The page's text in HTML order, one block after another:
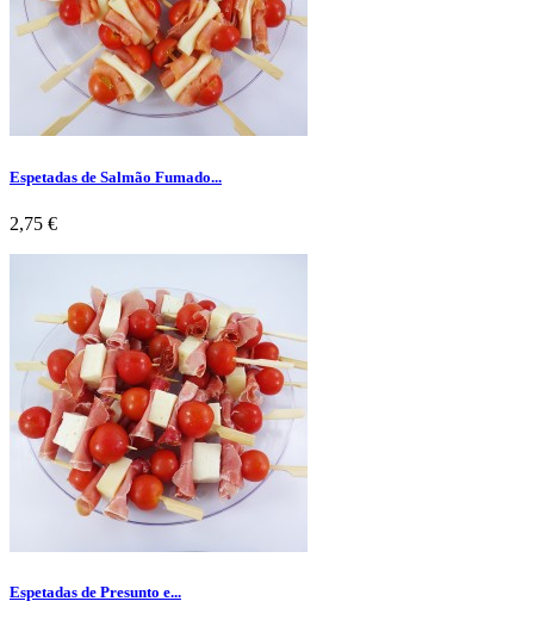
Espetadas de Salmão Fumado...
Preço
2,75 €
Espetadas de Presunto e...